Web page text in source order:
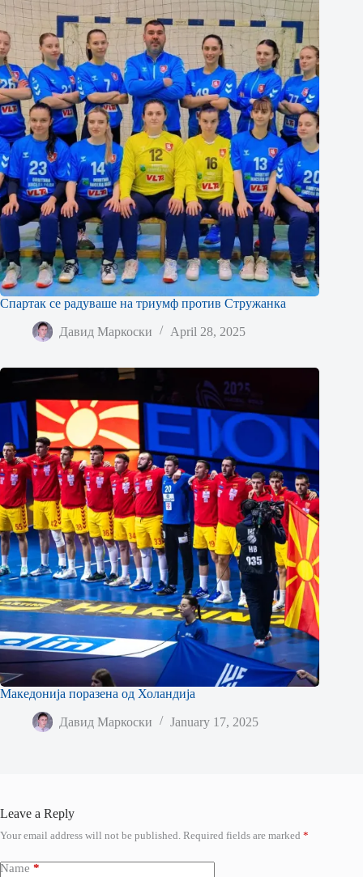
Спартак се радуваше на триумф против Стружанка
Давид Маркоски April 28, 2025
Македонија поразена од Холандија
Давид Маркоски January 17, 2025
Leave a Reply
Your email address will not be published. Required fields are marked *
Name *